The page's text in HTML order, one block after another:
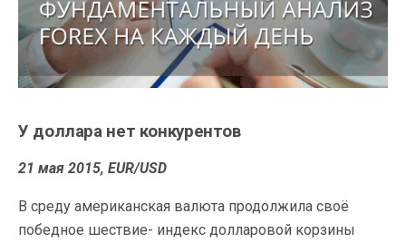
У доллара нет конкурентов
21 мая 2015, EUR/USD
В среду американская валюта продолжила своё
победное шествие- индекс долларовой корзины